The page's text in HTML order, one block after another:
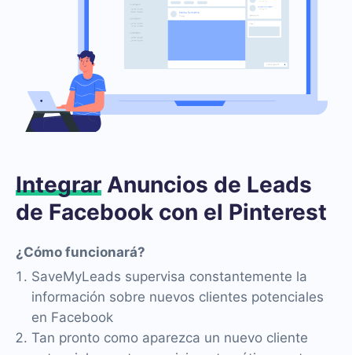
Integrar Anuncios de Leads
de Facebook con el Pinterest
¿Cómo funcionará?
SaveMyLeads supervisa constantemente la
información sobre nuevos clientes potenciales
en Facebook
Tan pronto como aparezca un nuevo cliente